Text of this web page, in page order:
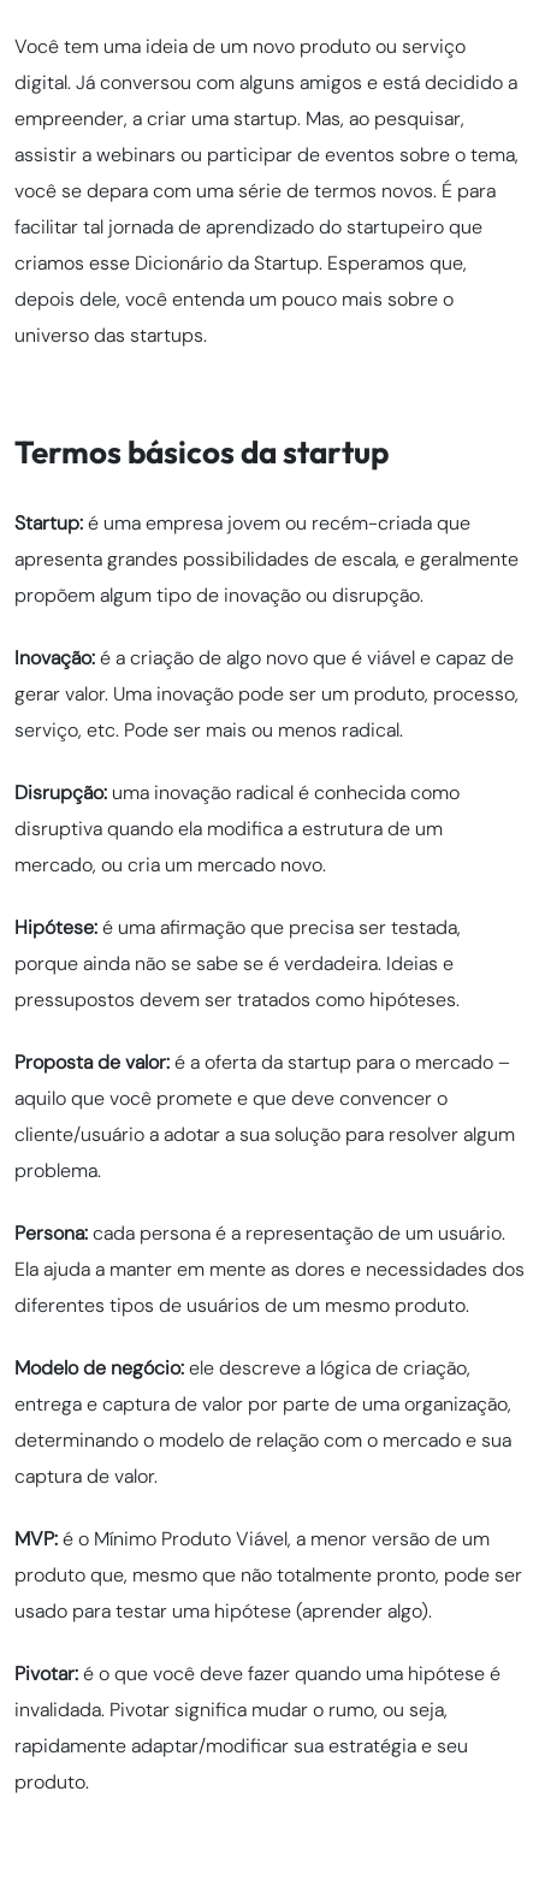
Você tem uma ideia de um novo produto ou serviço
digital. Já conversou com alguns amigos e está decidido a
empreender, a criar uma startup. Mas, ao pesquisar,
assistir a webinars ou participar de eventos sobre o tema,
você se depara com uma série de termos novos. É para
facilitar tal jornada de aprendizado do startupeiro que
criamos esse Dicionário da Startup. Esperamos que,
depois dele, você entenda um pouco mais sobre o
universo das startups.
Termos básicos da startup
Startup:é uma empresa jovem ou recém-criada que
apresenta grandes possibilidades de escala, e geralmente
propõem algum tipo de inovação ou disrupção.
Inovação:é a criação de algo novo que é viável e capaz de
gerar valor. Uma inovação pode ser um produto, processo,
serviço, etc. Pode ser mais ou menos radical.
Disrupção: uma inovação radical é conhecida como
disruptiva quando ela modifica a estrutura de um
mercado, ou cria um mercado novo.
Hipótese:é uma afirmação que precisa ser testada,
porque ainda não se sabe se é verdadeira. Ideias e
pressupostos devem ser tratados como hipóteses.
Proposta de valor:é a oferta da startup para o mercado –
aquilo que você promete e que deve convencer o
cliente/usuário a adotar a sua solução para resolver algum
problema.
Persona:cada persona é a representação de um usuário.
Ela ajuda a manter em mente as dores e necessidades dos
diferentes tipos de usuários de um mesmo produto.
Modelo de negócio:ele descreve a lógica de criação,
entrega e captura de valor por parte de uma organização,
determinando o modelo de relação com o mercado e sua
captura de valor.
MVP:é o Mínimo Produto Viável, a menor versão de um
produto que, mesmo que não totalmente pronto, pode ser
usado para testar uma hipótese (aprender algo).
Pivotar:é o que você deve fazer quando uma hipótese é
invalidada. Pivotar significa mudar o rumo, ou seja,
rapidamente adaptar/modificar sua estratégia e seu
produto.